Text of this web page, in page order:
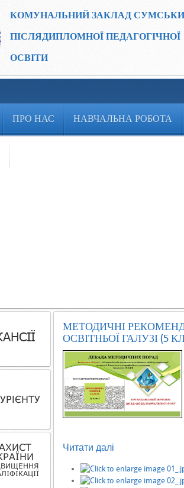
КОМУНАЛЬНИЙ ЗАКЛАД
ПІСЛЯДИПЛОМНОЇ ПЕДАГОГІЧНОЇ
ОСВІТИ
ПРО НАС НАВЧАЛЬНА РОБОТА
МЕТОДИЧНІ
ОСВІТНЬОЇ ГАЛУЗІ (5
Читати далі